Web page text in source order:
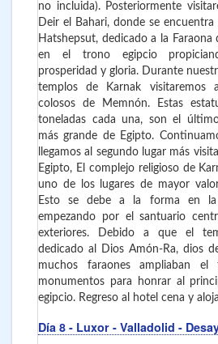
no incluida). Posteriormente
Deir el Bahari, donde se
Hatshepsut, dedicado a la
en el trono egipcio
prosperidad y gloria. Durante
templos de Karnak visitaremos
colosos de Memnón. Estas
toneladas cada una, son el
más grande de Egipto.
llegamos al segundo lugar más
Egipto, El complejo religioso de
uno de los lugares de mayor
Esto se debe a la forma en la
empezando por el santuario
exteriores. Debido a que el
dedicado al Dios Amón-Ra, dios
muchos faraones ampliaban el
monumentos para honrar al
egipcio. Regreso al hotel cena y
Día 8 - Luxor - Valladolid -